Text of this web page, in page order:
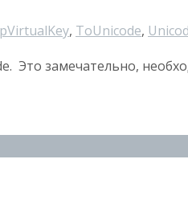
, ToUnicode,
Это замечательно,